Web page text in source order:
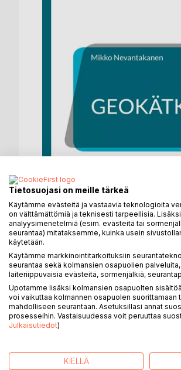
KUVAUS
"Lokakuussa olemme
liian väsyneitä puhumaan
rakkaudesta
kun puissa kirkuu tyhjyys
ja metro on mahdollisuus
KIRJAILIJA
Tietosuojasi on meille tärkeä
Käytämme evästeitä ja vastaavia teknologioita
on välttämättömiä ja teknisesti tarpeellisia.
analyysimenetelmiä (esim. evästeitä tai
seurantaa) mitataksemme, kuinka usein
käytetään.
Käytämme markkinointitarkoituksiin
seurantaa sekä kolmansien osapuolien
laiteriippuvaisia evästeitä, sormenjälkiä,
Upotamme lisäksi kolmansien osapuolten
voi vaikuttaa kolmannen osapuolen
mahdolliseen seurantaan. Asetuksillasi annat
prosesseihin. Vastaisuudessa voit peruuttaa
Julkaisutiedot)
KIELLÄ